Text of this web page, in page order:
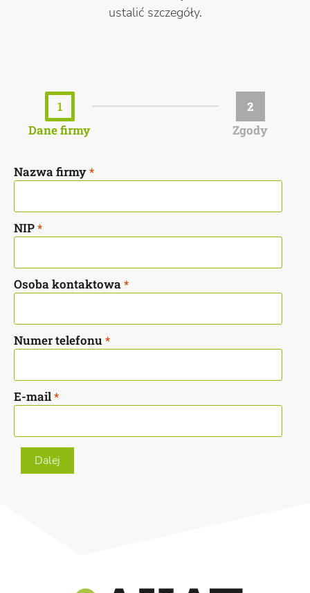
ustalić szczegóły.
1
Dane firmy
2
Zgody
Nazwa firmy*
NIP*
Osoba kontaktowa*
Numer telefonu*
E-mail*
Dalej